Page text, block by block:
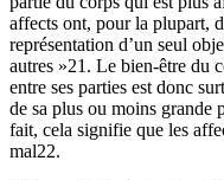
affects ont, pour la plupart,
représentation d’un seul
autres »21 . Le bien-être du
entre ses parties est donc
de sa plus ou moins grande
fait, cela signifie que les
mal22.